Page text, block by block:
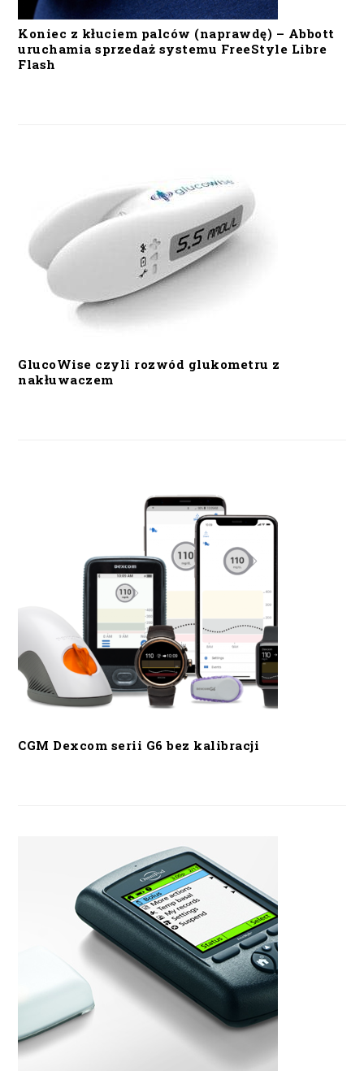
Koniec z kłuciem palców (naprawdę) – Abbott
uruchamia sprzedaż systemu FreeStyle Libre
Flash
GlucoWise czyli rozwód glukometru z
nakłuwaczem
CGM Dexcom serii G6 bez kalibracji